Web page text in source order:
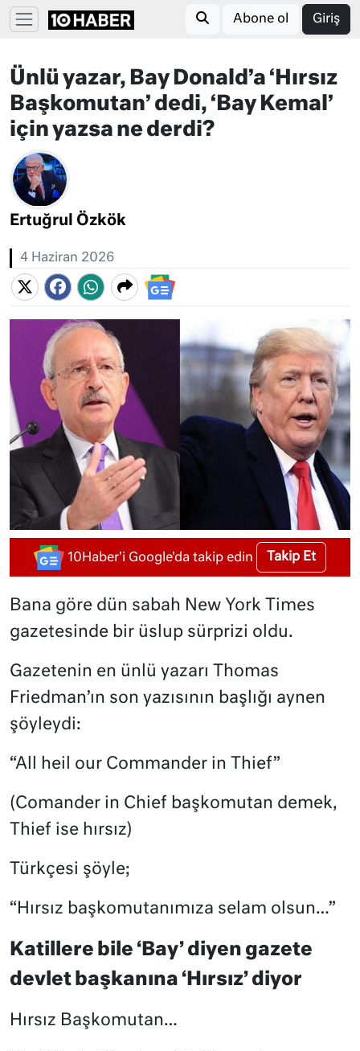
Abone ol Giriş
Ünlü yazar, Bay Donald’a ‘Hırsız
Başkomutan’ dedi, ‘Bay Kemal’
için yazsa ne derdi?
Ertuğrul Özkök
4 Haziran 2026
10Haber'i Google'da takip edin Takip Et
Bana göre dün sabah New York Times
gazetesinde bir üslup sürprizi oldu.
Gazetenin en ünlü yazarı Thomas
Friedman’ın son yazısının başlığı aynen
şöyleydi:
“All heil our Commander in Thief”
(Comander in Chief başkomutan demek,
Thief ise hırsız)
Türkçesi şöyle;
“Hırsız başkomutanımıza selam olsun…”
Katillere bile ‘Bay’ diyen gazete
devlet başkanına ‘Hırsız’ diyor
Hırsız Başkomutan…